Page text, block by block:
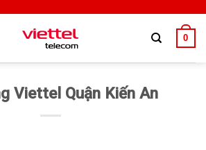
0
Viettel Quận Kiến An